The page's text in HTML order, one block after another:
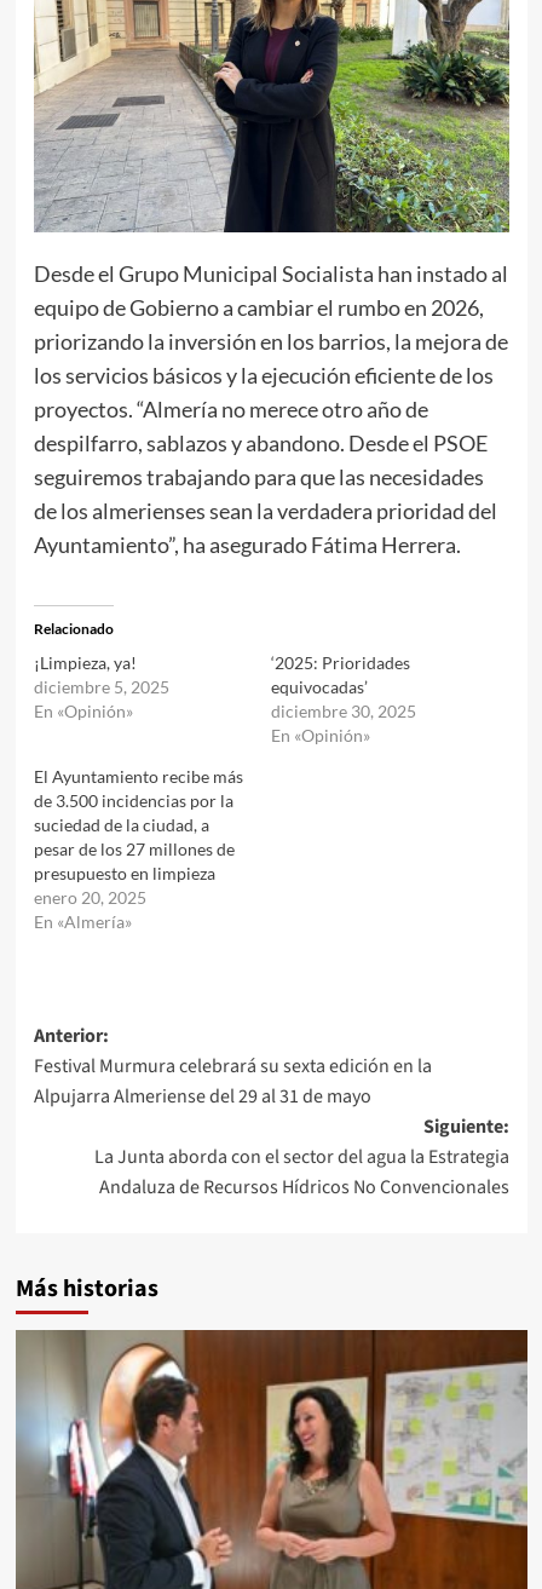
Desde el Grupo Municipal Socialista han instado al
equipo de Gobierno a cambiar el rumbo en 2026,
priorizando la inversión en los barrios, la mejora de
los servicios básicos y la ejecución eficiente de los
proyectos. “Almería no merece otro año de
despilfarro, sablazos y abandono. Desde el PSOE
seguiremos trabajando para que las necesidades
de los almerienses sean la verdadera prioridad del
Ayuntamiento”, ha asegurado Fátima Herrera.
Relacionado
¡Limpieza, ya!
diciembre 5, 2025
En «Opinión»
‘2025: Prioridades
equivocadas’
diciembre 30, 2025
En «Opinión»
El Ayuntamiento recibe más
de 3.500 incidencias por la
suciedad de la ciudad, a
pesar de los 27 millones de
presupuesto en limpieza
enero 20, 2025
En «Almería»
Navegación
de
entradas
Anterior:
Festival Murmura celebrará su sexta edición en la
Alpujarra Almeriense del 29 al 31 de mayo
Siguiente:
La Junta aborda con el sector del agua la Estrategia
Andaluza de Recursos Hídricos No Convencionales
Más historias